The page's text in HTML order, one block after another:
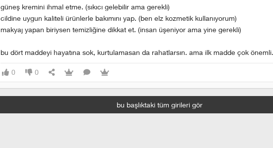
güneş kremini ihmal etme. (sıkıcı gelebilir ama gerekli)
cildine uygun kaliteli ürünlerle bakımını yap. (ben elz kozmetik kullanıyorum)
makyaj yapan biriysen temizliğine dikkat et. (insan üşeniyor ama yine gerekli)
bu dört maddeyi hayatına sok, kurtulamasan da rahatlarsın. ama ilk madde çok
0 0
bu başlıktaki tüm girileri gör